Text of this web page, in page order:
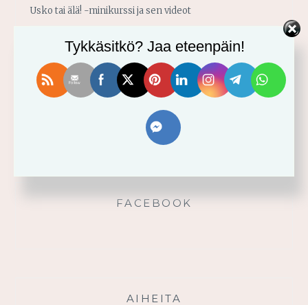
Usko tai älä! -minikurssi ja sen videot
Vahvistu armosta!
Älä yritä omin voimin
Käytä saamaasi voimaa!
FACEBOOK
AIHEITA
Tykkäsitkö? Jaa eteenpäin!